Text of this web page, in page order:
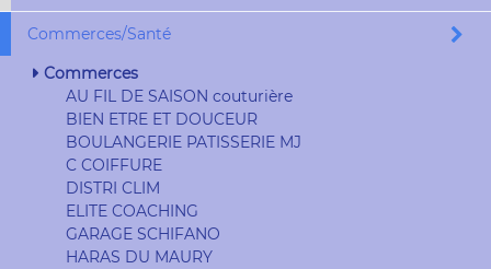
Commerces/Santé
Commerces
AU FIL DE SAISON couturière
BIEN ETRE ET DOUCEUR
BOULANGERIE PATISSERIE MJ
C COIFFURE
DISTRI CLIM
ELITE COACHING
GARAGE SCHIFANO
HARAS DU MAURY